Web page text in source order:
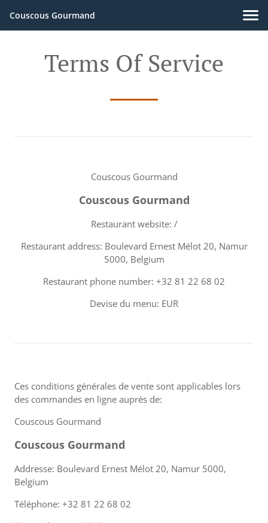
Couscous Gourmand
Terms Of Service
Couscous Gourmand
Couscous Gourmand
Restaurant website: /
Restaurant address: Boulevard Ernest Mélot 20, Namur
5000, Belgium
Restaurant phone number: +32 81 22 68 02
Devise du menu: EUR
Ces conditions générales de vente sont applicables lors
des commandes en ligne auprès de:
Couscous Gourmand
Couscous Gourmand
Addresse: Boulevard Ernest Mélot 20, Namur 5000,
Belgium
Téléphone: +32 81 22 68 02